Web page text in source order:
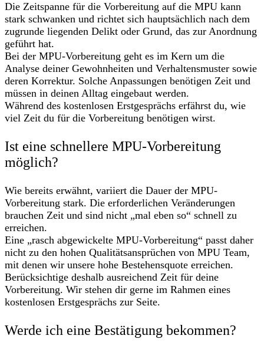
Die Zeitspanne für die Vorbereitung auf die MPU kann
stark schwanken und richtet sich hauptsächlich nach dem
zugrunde liegenden Delikt oder Grund, das zur Anordnung
geführt hat.
Bei der MPU-Vorbereitung geht es im Kern um die
Analyse deiner Gewohnheiten und Verhaltensmuster sowie
deren Korrektur. Solche Anpassungen benötigen Zeit und
müssen in deinen Alltag eingebaut werden.
Während des kostenlosen Erstgesprächs erfährst du, wie
viel Zeit du für die Vorbereitung benötigen wirst.
Ist eine schnellere MPU-Vorbereitung
möglich?
Wie bereits erwähnt, variiert die Dauer der MPU-
Vorbereitung stark. Die erforderlichen Veränderungen
brauchen Zeit und sind nicht „mal eben so“ schnell zu
erreichen.
Eine „rasch abgewickelte MPU-Vorbereitung“ passt daher
nicht zu den hohen Qualitätsansprüchen von MPU Team,
mit denen wir unsere hohe Bestehensquote erreichen.
Berücksichtige deshalb ausreichend Zeit für deine
Vorbereitung. Wir stehen dir gerne im Rahmen eines
kostenlosen Erstgesprächs zur Seite.
Werde ich eine Bestätigung bekommen?